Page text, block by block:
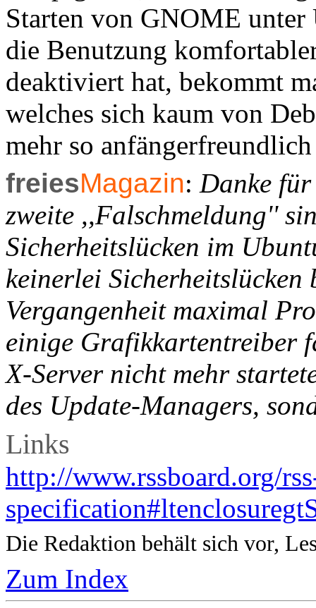
Starten von GNOME unter
die Benutzung
deaktiviert hat, bekommt
welches sich kaum von
mehr so
freiesMagazin: Danke
zweite ,,Falschmeldung''
Sicherheitslücken im
keinerlei Sicherheitslücken
Vergangenheit maximal
einige Grafikkartentreiber
X-Server nicht mehr
des Update-Managers,
Links
http://www.rssboard.org/
Die Redaktion behält sich vor,
Zum Index